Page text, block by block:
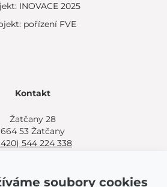
INOVACE 2025
pořízení FVE
Kontakt
Žatčany 28
664 53 Žatčany
544 224 338
soubory cookies